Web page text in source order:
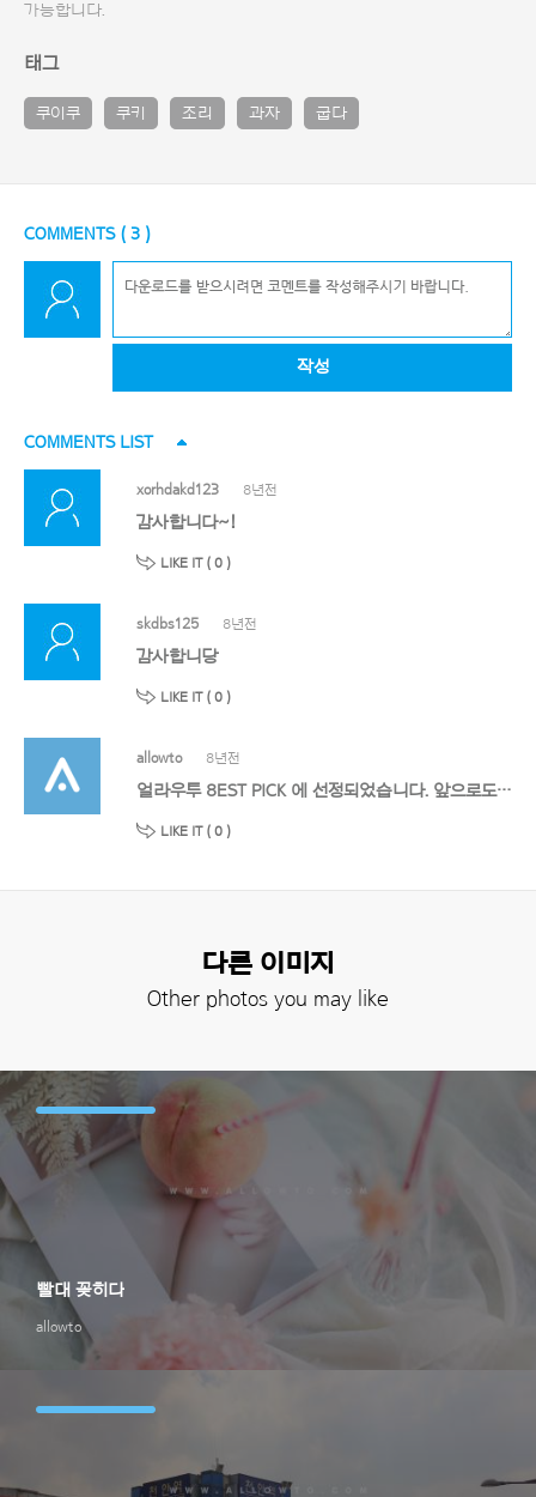
가능합니다.
태그
쿠이쿠 쿠키 조리 과자 굽다
COMMENTS ( 3 )
작성
COMMENTS LIST
xorhdakd123 8년전
감사합니다~!
LIKE IT ( 0 )
skdbs125 8년전
감사합니당
LIKE IT ( 0 )
allowto 8년전
얼라우투 8EST PICK 에 선정되었습니다. 앞으로도 멋진 작품 기대할게요!
LIKE IT ( 0 )
다른 이미지
Other photos you may like
allowto
빨대 꽂히다